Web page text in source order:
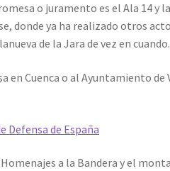
o juramento es el Ala 14 y
donde ya ha realizado otros
de la Jara de vez en cuando.
Cuenca o al Ayuntamiento de
Defensa de España
a la Bandera y el